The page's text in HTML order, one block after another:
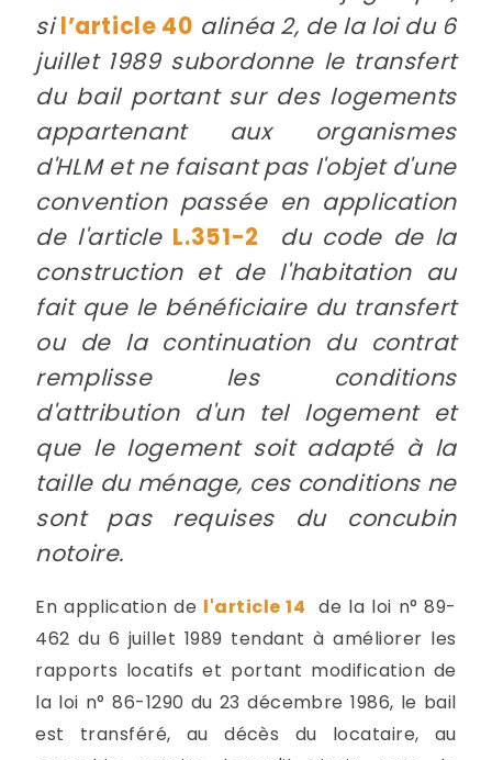
sil’article 40 alinéa 2, de la loi du 6
juillet 1989 subordonne le transfert
du bail portant sur des logements
appartenant aux organismes
d'HLM et ne faisant pas l'objet d'une
convention passée en application
de l'article L.351-2 du code de la
construction et de l'habitation au
fait que le bénéficiaire du transfert
ou de la continuation du contrat
remplisse les conditions
d'attribution d'un tel logement et
que le logement soit adapté à la
taille du ménage, ces conditions ne
sont pas requises du concubin
notoire.
En application de l'article 14 de la loi n° 89-
462 du 6 juillet 1989 tendant à améliorer les
rapports locatifs et portant modification de
la loi n° 86-1290 du 23 décembre 1986, le bail
est transféré, au décès du locataire, au